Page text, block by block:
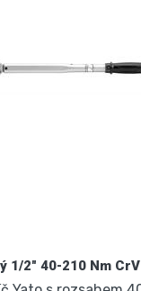
1/2" 40-210 Nm CrV